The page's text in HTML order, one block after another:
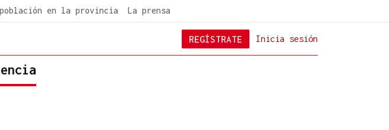
en la provincia La prensa
Inicia sesión
REGÍSTRATE